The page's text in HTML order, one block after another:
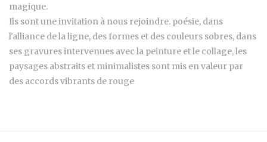
magique.
Ils sont une invitation à nous rejoindre. poésie, dans
l'alliance de la ligne, des formes et des couleurs sobres, dans
ses gravures intervenues avec la peinture et le collage, les
paysages abstraits et minimalistes sont mis en valeur par
des accords vibrants de rouge